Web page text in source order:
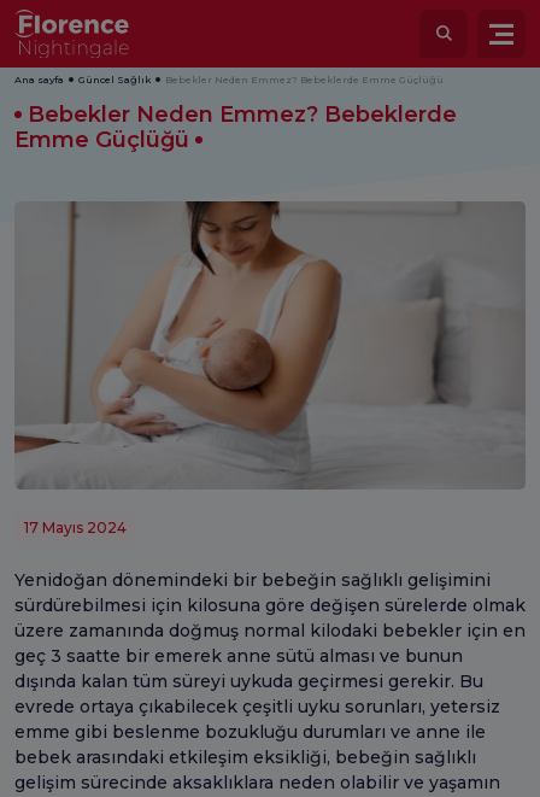
Ana sayfa Güncel Sağlık Bebekler Neden Emmez? Bebeklerde Emme Güçlüğü
Bebekler Neden Emmez? Bebeklerde
Emme Güçlüğü
17 Mayıs 2024
Yenidoğan dönemindeki bir bebeğin sağlıklı gelişimini
sürdürebilmesi için kilosuna göre değişen sürelerde olmak
üzere zamanında doğmuş normal kilodaki bebekler için en
geç 3 saatte bir emerek anne sütü alması ve bunun
dışında kalan tüm süreyi uykuda geçirmesi gerekir. Bu
evrede ortaya çıkabilecek çeşitli uyku sorunları, yetersiz
emme gibi beslenme bozukluğu durumları ve anne ile
bebek arasındaki etkileşim eksikliği, bebeğin sağlıklı
gelişim sürecinde aksaklıklara neden olabilir ve yaşamın